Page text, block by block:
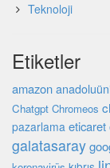
Teknoloji
Etiketler
amazon
Chatgpt Chromeos
pazarlama eticaret
galatasaray